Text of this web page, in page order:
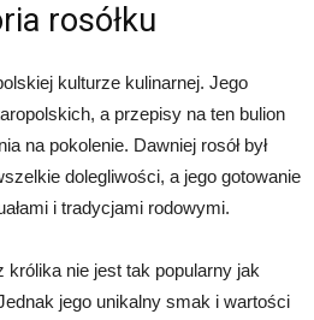
rosółku
kulturze kulinarnej. Jego
a przepisy na ten bulion
na pokolenie. Dawniej rosół był
dolegliwości, a jego gotowanie
i tradycjami rodowymi.
królika nie jest tak popularny jak
jego unikalny smak i wartości